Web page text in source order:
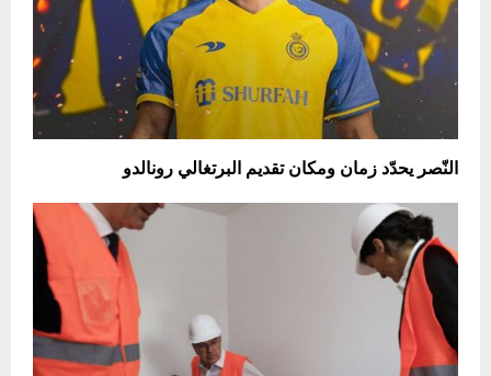
النّصر يحدّد زمان ومكان تقديم البرتغالي رونالدو